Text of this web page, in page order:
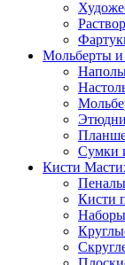
Мольберты
Сумки
Кисти
Пеналы
Кисти